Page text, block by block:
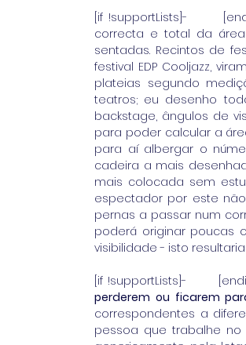
[if !supportLists]-
correcta e total da
sentadas. Recintos de
festival EDP Cooljazz,
plateias segundo
teatros; eu desenho
backstage, ângulos de
para poder calcular a
para aí albergar o
cadeira a mais
mais colocada sem
espectador por este
pernas a passar num
poderá originar poucas
visibilidade - isto
[if !supportLists]-
perderem ou ficarem
correspondentes a
pessoa que trabalhe